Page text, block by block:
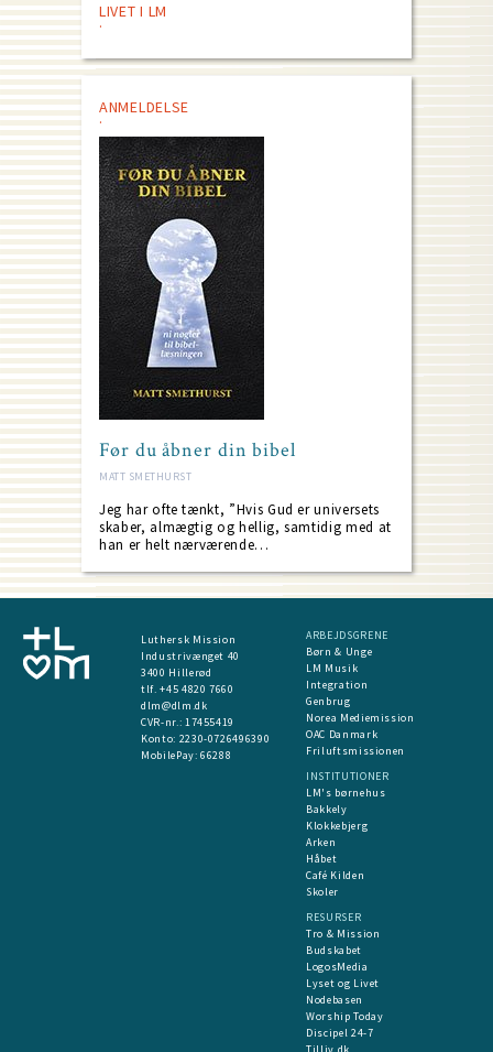
LIVET I LM
ANMELDELSE
Før du åbner din bibel
MATT SMETHURST
Jeg har ofte tænkt, ”Hvis Gud er universets
skaber, almægtig og hellig, samtidig med at
han er helt nærværende…
Luthersk Mission
Industrivænget 40
3400 Hillerød
tlf. +45 4820 7660
dlm@dlm.dk
CVR-nr.: 17455419
​Konto: 2230-0726496390
MobilePay:66288
ARBEJDSGRENE
Børn & Unge
LM Musik
Integration
Genbrug
Norea Mediemission
OAC Danmark
Friluftsmissionen
INSTITUTIONER
LM's børnehus
Bakkely
Klokkebjerg
Arken
Håbet
Café Kilden
Skoler
RESURSER
Tro & Mission
Budskabet
LogosMedia
Lyset og Livet
Nodebasen
Worship Today
Discipel 24-7